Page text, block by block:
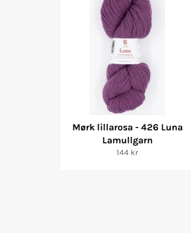
Mørk lillarosa - 426 Luna
Lamullgarn
Vanlig
144 kr